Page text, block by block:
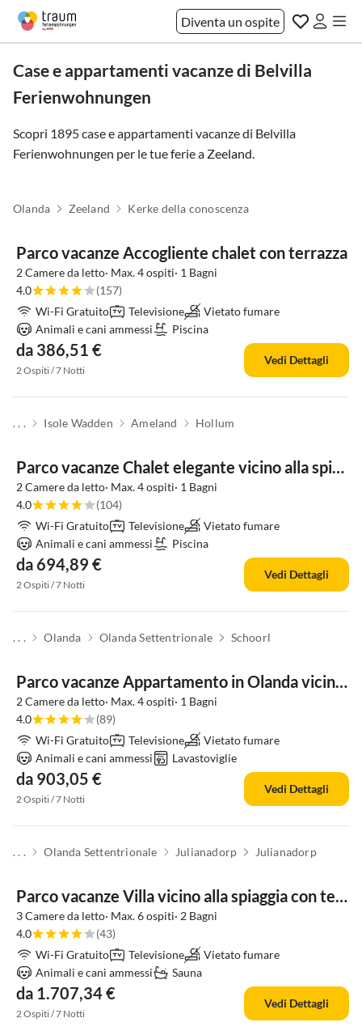
Diventa un ospite
Case e appartamenti vacanze di Belvilla
Ferienwohnungen
Scopri 1895 case e appartamenti vacanze di Belvilla
Ferienwohnungen per le tue ferie a Zeeland.
Olanda Zeeland Kerke della conoscenza
Parco vacanze Accogliente chalet con terrazza
2 Camere da letto· Max. 4 ospiti· 1 Bagni
4.0
(157)
Wi-Fi Gratuito
Televisione
Vietato fumare
Animali e cani ammessi
Piscina
da 386,51 €
2 Ospiti / 7 Notti
Vedi Dettagli
. . . Isole Wadden Ameland Hollum
Parco vacanze Chalet elegante vicino alla spiaggia
2 Camere da letto· Max. 4 ospiti· 1 Bagni
4.0
(104)
Wi-Fi Gratuito
Televisione
Vietato fumare
Animali e cani ammessi
Piscina
da 694,89 €
2 Ospiti / 7 Notti
Vedi Dettagli
. . . Olanda Olanda Settentrionale Schoorl
Parco vacanze Appartamento in Olanda vicino alla costa
2 Camere da letto· Max. 4 ospiti· 1 Bagni
4.0
(89)
Wi-Fi Gratuito
Televisione
Vietato fumare
Animali e cani ammessi
Lavastoviglie
da 903,05 €
2 Ospiti / 7 Notti
Vedi Dettagli
. . . Olanda Settentrionale Julianadorp Julianadorp
Parco vacanze Villa vicino alla spiaggia con terrazza
3 Camere da letto· Max. 6 ospiti· 2 Bagni
4.0
(43)
Wi-Fi Gratuito
Televisione
Vietato fumare
Animali e cani ammessi
Sauna
da 1.707,34 €
2 Ospiti / 7 Notti
Vedi Dettagli